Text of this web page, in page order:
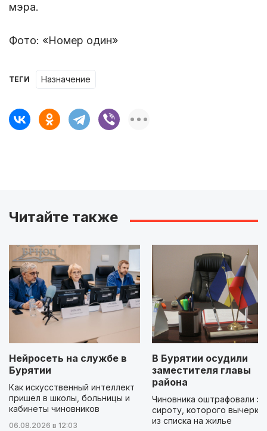
мэра.
Фото: «Номер один»
ТЕГИ назначение
Читайте также
Нейросеть на службе в
Бурятии
Как искусственный интеллект
пришел в школы, больницы и
кабинеты чиновников
06.08.2026 в 12:03
В Бурятии осудили
заместителя главы
района
Чиновника оштрафовали за
сироту, которого
из списка на жилье